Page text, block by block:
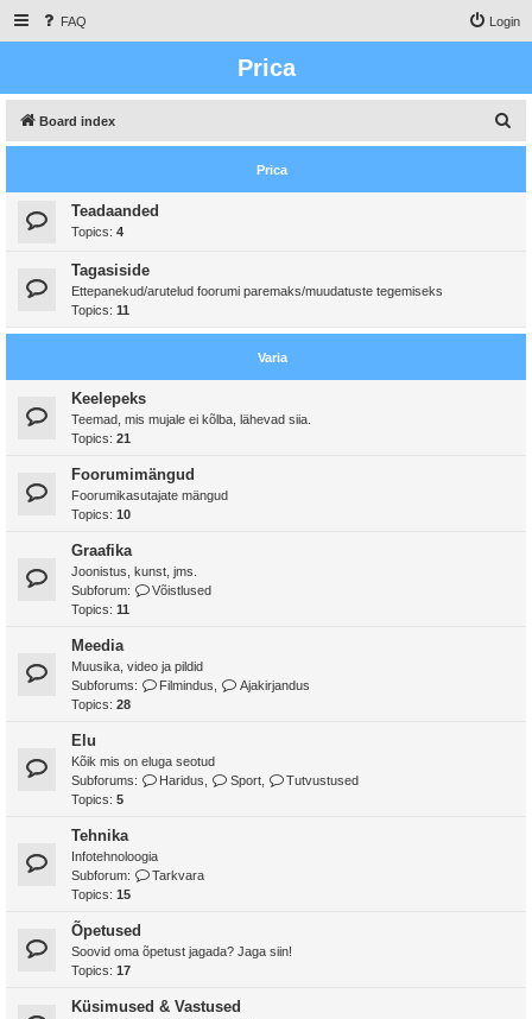
FAQ Login
Prica
Board index
e
Prica
Teadaanded
Topics: 4
Tagasiside
Ettepanekud/arutelud foorumi paremaks/muudatuste tegemiseks
Topics: 11
Varia
Keelepeks
Teemad, mis mujale ei kõlba, lähevad siia.
Topics: 21
Foorumimängud
Foorumikasutajate mängud
Topics: 10
Graafika
Joonistus, kunst, jms.
Subforum:
Võistlused
Topics: 11
Meedia
Muusika, video ja pildid
Subforums:
Filmindus
Ajakirjandus
Topics: 28
Elu
Kõik mis on eluga seotud
Subforums:
Haridus Sport,
Tutvustused
Topics: 5
Tehnika
Infotehnoloogia
Subforum:
Tarkvara
Topics: 15
Õpetused
Soovid oma õpetust jagada? Jaga siin!
Topics: 17
Küsimused & Vastused